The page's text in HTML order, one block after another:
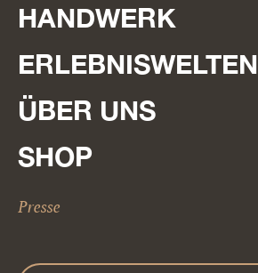
HANDWERK
ERLEBNISWELTEN
ÜBER UNS
SHOP
Presse